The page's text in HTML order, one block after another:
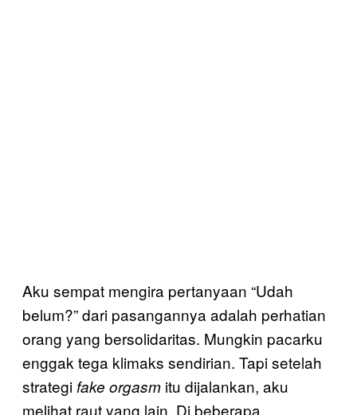
Aku sempat mengira pertanyaan “Udah
belum?” dari pasangannya adalah perhatian
orang yang bersolidaritas. Mungkin pacarku
enggak tega klimaks sendirian. Tapi setelah
strategifake orgasm itu dijalankan, aku
melihat raut yang lain. Di beberapa